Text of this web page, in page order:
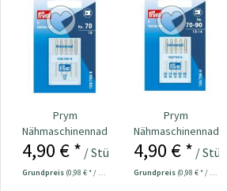
Prym
Nähmaschinennadeln
130/705 Universal
4,90 € * / Stück
Grundpreis (0,98 € * / 1 Stück)
Prym
Nähmaschinennadeln
130/705 Universal
4,90 € * / Stück
Grundpreis (0,98 € * / 1 Stück)